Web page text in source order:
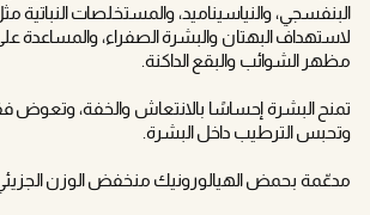
البنفسجي، والنياسيناميد، والمستخلصات النباتية
لاستهداف البهتان والبشرة الصفراء، والمساعدة
مظهر الشوائب والبقع الداكنة.
تمنح البشرة إحساسًا بالانتعاش والخفة، وتعوض
وتحبس الترطيب داخل البشرة.
مدعّمة بحمض الهيالورونيك منخفض الوزن